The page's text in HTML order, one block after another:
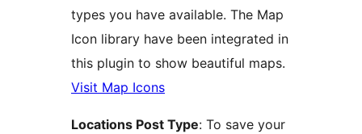
types you have available. The Map
Icon library have been integrated in
this plugin to show beautiful maps.
Visit Map Icons
Locations Post Type: To save your